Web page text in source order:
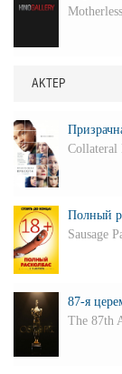
АКТЕР
Collateral
Полный
Sausage
87-я
The 87th